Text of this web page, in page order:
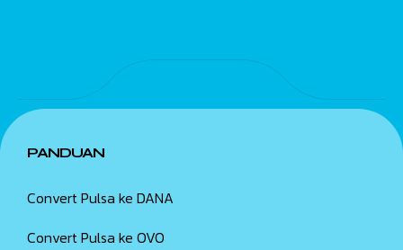
PANDUAN
Convert Pulsa ke DANA
Convert Pulsa ke OVO